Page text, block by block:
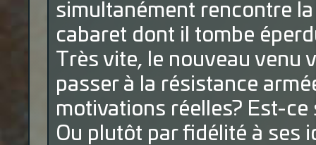
simultanément rencontre
cabaret dont il tombe
Très vite, le nouveau venu
passer à la résistance
motivations réelles? Est-
Ou plutôt par fidélité à ses